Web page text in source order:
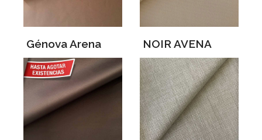
Génova Arena NOIR AVENA